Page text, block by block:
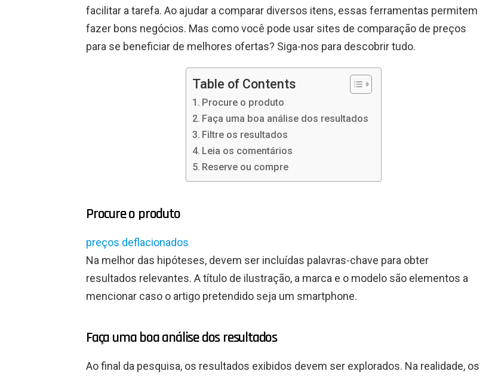
facilitar a tarefa. Ao ajudar a comparar diversos itens, essas ferramentas permitem
fazer bons negócios. Mas como você pode usar sites de comparação de preços
para se beneficiar de melhores ofertas? Siga-nos para descobrir tudo.
Table of Contents
Procure o produto
Faça uma boa análise dos resultados
Filtre os resultados
Leia os comentários
Reserve ou compre
Procure o produto
preços deflacionados
Na melhor das hipóteses, devem ser incluídas palavras-chave para obter
resultados relevantes. A título de ilustração, a marca e o modelo são elementos a
mencionar caso o artigo pretendido seja um smartphone.
Faça uma boa análise dos resultados
Ao final da pesquisa, os resultados exibidos devem ser explorados. Na realidade, os